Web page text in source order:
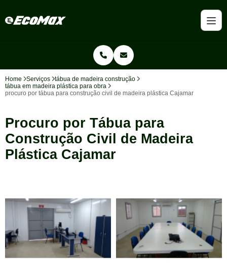
Home Serviços
tábua de madeira construção
tábua em madeira plástica para obra
procuro por tábua para construção civil de madeira plástica Cajamar
Procuro por Tábua para
Construção Civil de Madeira
Plástica Cajamar